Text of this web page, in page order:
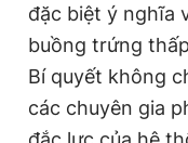
đặc biệt ý nghĩa
buồng trứng
Bí quyết không
các chuyên gia